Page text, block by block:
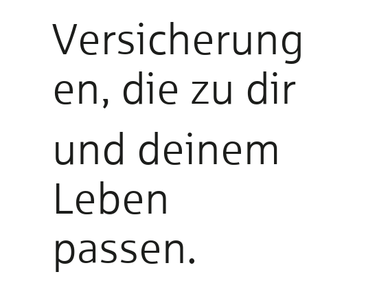
Versicherung
en, die zu dir
und deinem
Leben
passen.